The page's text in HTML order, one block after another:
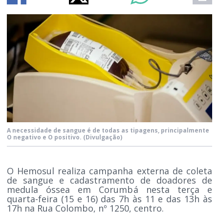
A necessidade de sangue é de todas as tipagens, principalmente
O negativo e O positivo. (Divulgação)
O Hemosul realiza campanha externa de coleta
de sangue e cadastramento de doadores de
medula óssea em Corumbá nesta terça e
quarta-feira (15 e 16) das 7h às 11 e das 13h às
17h na Rua Colombo, nº 1250, centro.